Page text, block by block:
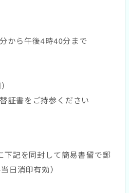
から午後4時40分まで
証書をご持参ください
下記を同封して簡易書留で郵
日消印有効）